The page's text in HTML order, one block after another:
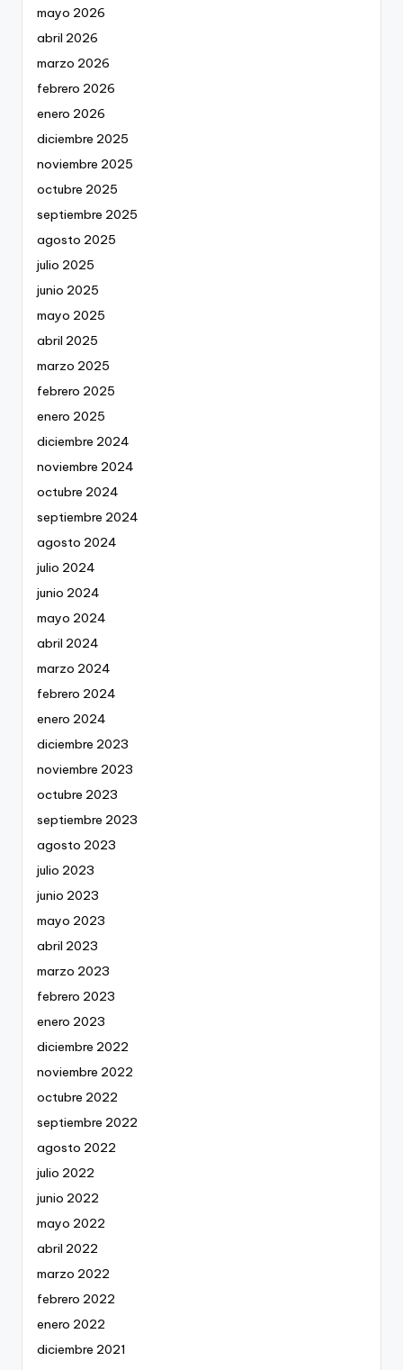
mayo 2026
abril 2026
marzo 2026
febrero 2026
enero 2026
diciembre 2025
noviembre 2025
octubre 2025
septiembre 2025
agosto 2025
julio 2025
junio 2025
mayo 2025
abril 2025
marzo 2025
febrero 2025
enero 2025
diciembre 2024
noviembre 2024
octubre 2024
septiembre 2024
agosto 2024
julio 2024
junio 2024
mayo 2024
abril 2024
marzo 2024
febrero 2024
enero 2024
diciembre 2023
noviembre 2023
octubre 2023
septiembre 2023
agosto 2023
julio 2023
junio 2023
mayo 2023
abril 2023
marzo 2023
febrero 2023
enero 2023
diciembre 2022
noviembre 2022
octubre 2022
septiembre 2022
agosto 2022
julio 2022
junio 2022
mayo 2022
abril 2022
marzo 2022
febrero 2022
enero 2022
diciembre 2021